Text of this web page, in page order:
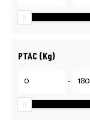
PTAC (Kg)
-